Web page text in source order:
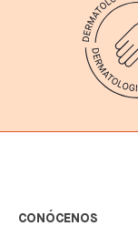
CONÓCENOS